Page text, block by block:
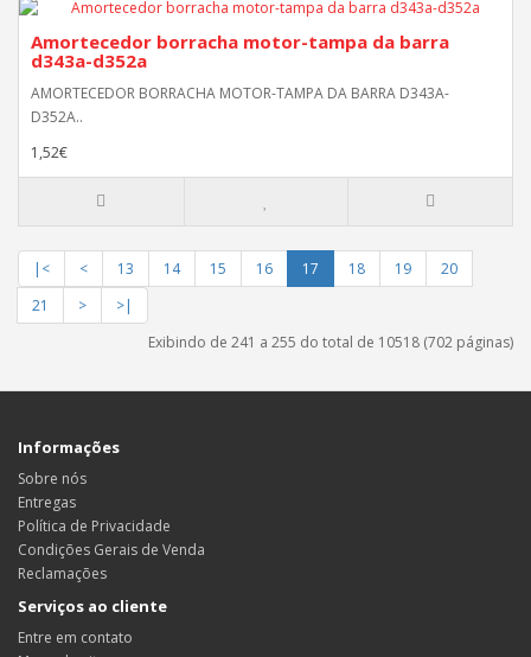
Amortecedor borracha motor-tampa da barra
d343a-d352a
AMORTECEDOR BORRACHA MOTOR-TAMPA DA BARRA D343A-
D352A..
1,52€
|< < 13 14 15 16 17 18 19
20
21
>
>|
Exibindo de 241 a 255 do total de 10518 (702 páginas)
Informações
Sobre nós
Entregas
Política de Privacidade
Condições Gerais de Venda
Reclamações
Serviços ao cliente
Entre em contato